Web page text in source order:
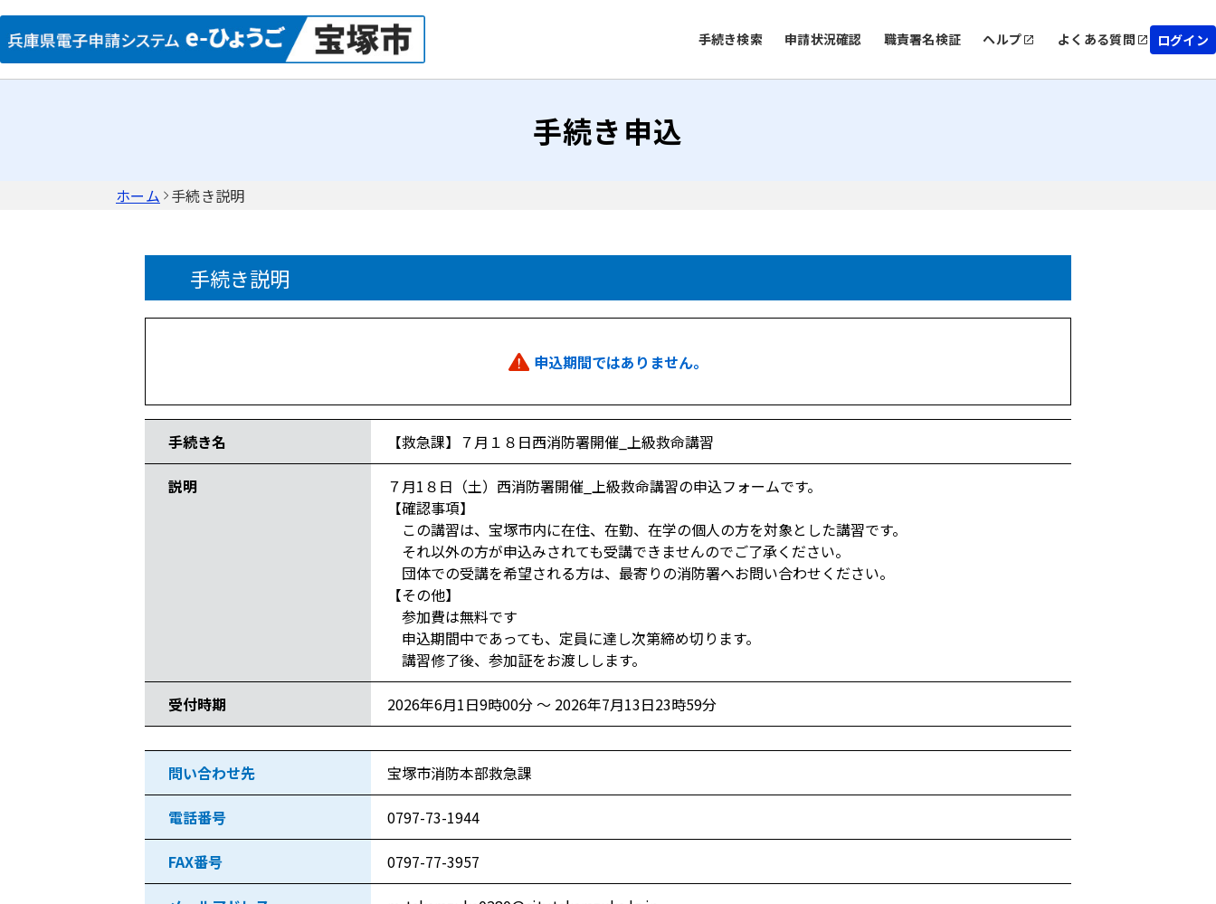
手続き検索 申請状況確認 職責署名検証 ヘルプ よくある質問 ログイン
手続き申込
ホーム 手続き説明
手続き説明
申込期間ではありません。
手続き名 【救急課】７月１８日西消防署開催_上級救命講習
説明
７月1８日（土）西消防署開催_上級救命講習の申込フォームです。
【確認事項】
この講習は、宝塚市内に在住、在勤、在学の個人の方を対象とした講習です。
それ以外の方が申込みされても受講できませんのでご了承ください。
団体での受講を希望される方は、最寄りの消防署へお問い合わせください。
【その他】
参加費は無料です
申込期間中であっても、定員に達し次第締め切ります。
講習修了後、参加証をお渡しします。
受付時期 2026年6月1日9時00分 ～ 2026年7月13日23時59分
問い合わせ先 宝塚市消防本部救急課
電話番号 0797-73-1944
FAX番号 0797-77-3957